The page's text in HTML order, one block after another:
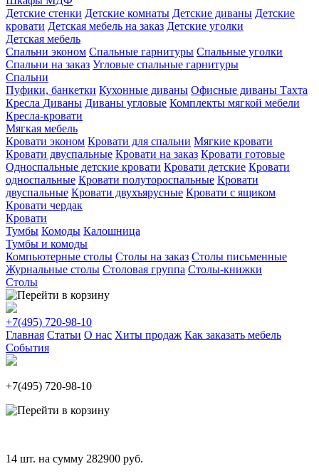
Детские стенки Детские комнаты Детские диваны Детские
кровати Детская мебель на заказ Детские уголки
Детская мебель
Спальни эконом Спальные гарнитуры Спальные уголки
Спальни на заказ Угловые спальные гарнитуры
Спальни
Пуфики, банкетки Кухонные диваны Офисные диваны Тахта
Кресла Диваны Диваны угловые Комплекты мягкой мебели
Кресла-кровати
Мягкая мебель
Кровати эконом Кровати для спальни Мягкие кровати
Кровати двуспальные Кровати на заказ Кровати готовые
Односпальные детские кровати Кровати детские Кровати
односпальные Кровати полутороспальные Кровати
двуспальные Кровати двухъярусные Кровати с ящиком
Кровати чердак
Кровати
Тумбы Комоды Калошница
Тумбы и комоды
Компьютерные столы Столы на заказ Столы письменные
Журнальные столы Столовая группа Столы-книжки
Столы
+7(495) 720-98-10
Главная Статьи О нас Хиты продаж Как заказать мебель
События
+7(495) 720-98-10
14 шт. на сумму 282900 руб.